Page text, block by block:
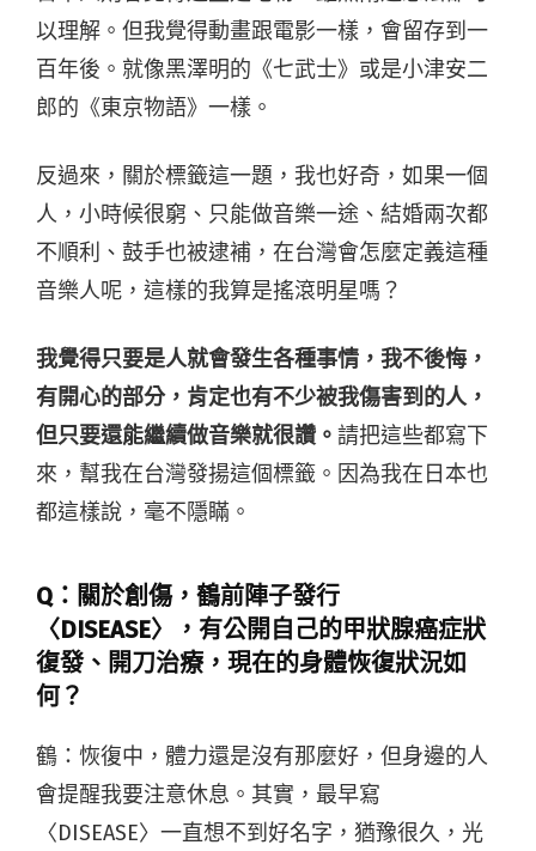
以理解。但我覺得動畫跟電影一樣，會留存到一
百年後。就像黑澤明的《七武士》或是小津安二
郎的《東京物語》一樣。
反過來，關於標籤這一題，我也好奇，如果一個
人，小時候很窮、只能做音樂一途、結婚兩次都
不順利、鼓手也被逮補，在台灣會怎麼定義這種
音樂人呢，這樣的我算是搖滾明星嗎？
我覺得只要是人就會發生各種事情，我不後悔，
有開心的部分，肯定也有不少被我傷害到的人，
但只要還能繼續做音樂就很讚。 請把這些都寫下
來，幫我在台灣發揚這個標籤。因為我在日本也
都這樣說，毫不隱瞞。
Q： 關於創傷，鶴前陣子發行
〈DISEASE〉，有公開自己的甲狀腺癌症狀
復發、開刀治療，現在的身體恢復狀況如
何？
鶴：恢復中，體力還是沒有那麼好，但身邊的人
會提醒我要注意休息。其實，最早寫
〈DISEASE〉一直想不到好名字，猶豫很久，光